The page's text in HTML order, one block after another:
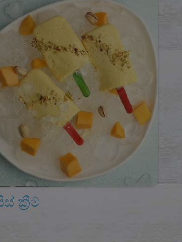
ක්‍රීම්